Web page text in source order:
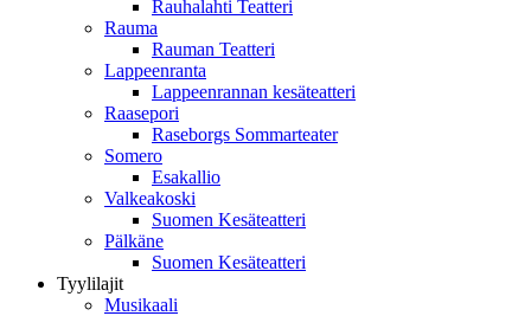
Rauhalahti Teatteri
Rauma
Rauman Teatteri
Lappeenranta
Lappeenrannan kesäteatteri
Raasepori
Raseborgs Sommarteater
Somero
Esakallio
Valkeakoski
Suomen Kesäteatteri
Pälkäne
Suomen Kesäteatteri
Tyylilajit
Musikaali